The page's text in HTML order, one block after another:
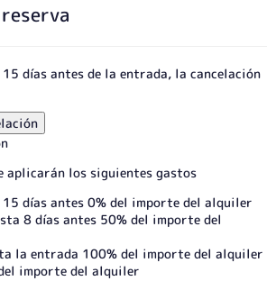
días antes de la entrada, la cancelación
aplicarán los siguientes gastos
15 días antes 0% del importe del alquiler
8 días antes 50% del importe del
la entrada 100% del importe del alquiler
importe del alquiler